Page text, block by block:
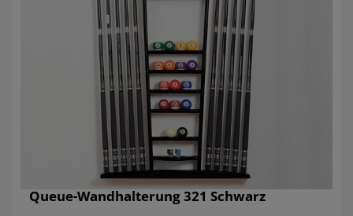
Queue-Wandhalterung 321 Schwarz